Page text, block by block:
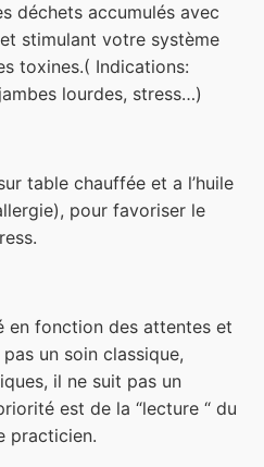
déchets accumulés avec
stimulant votre système
toxines.( Indications:
lourdes, stress…)
table chauffée et a l’huile
pour favoriser le
en fonction des attentes et
un soin classique,
il ne suit pas un
est de la “lecture “ du
practicien.